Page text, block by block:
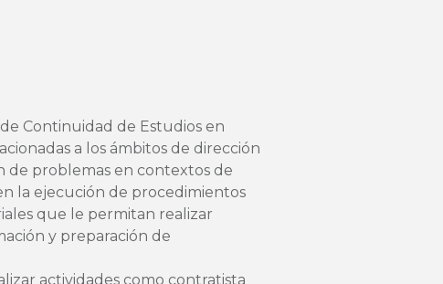
Continuidad de Estudios en
a los ámbitos de dirección
de problemas en contextos de
la ejecución de procedimientos
que le permitan realizar
y preparación de
actividades como contratista